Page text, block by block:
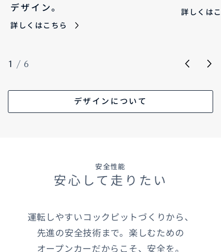
デザイン。
詳しくはこちら
詳しくは
1 / 6
デザインについて
安全性能
安心して走りたい
運転しやすいコックピットづくりから、
先進の安全技術まで。楽しむための
オープンカーだからこそ、安全を。